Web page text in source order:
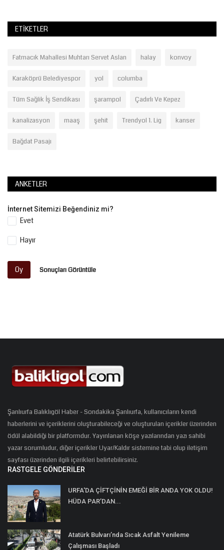
ETIKETLER
Fatmacık Mahallesi Muhtarı Servet Aslan halay konvoy
Karaköprü Belediyespor yol columba
Tüm Sağlik İş Sendikası şarampol Çadırlı Ve Kepez
kanalizasyon maaş şehit Trendyol 1. Lig kanser
Bağdat Pasajı
ANKETLER
İnternet Sitemizi Beğendiniz mi?
Evet
Hayır
Oy Sonuçları Görüntüle
Şanlıurfa Balıklıgöl Haber - Sondakika Şanlıurfa, kullanıcıların kendi
haberlerini ve içeriklerini oluşturabileceği ve oluşturulan içerikler üzerinden
ödül alabildiği bir platformdur. Yayınlanan köşe yazılarından yazı sahibi
yazar sorumludur, diğer içerikler Uyar/Kaldır sistemine tabi olup iletişim
sayfası üzerinden ilgili içerikleri belirtebilirsiniz.
RASTGELE GÖNDERILER
URFA'DA ÇİFTÇİNİN EMEĞİ BİR ANDA YOK OLDU!
HÜDA PAR’DAN...
Atatürk Bulvarı’nda Sıcak Asfalt Yenileme
Çalışması Başladı